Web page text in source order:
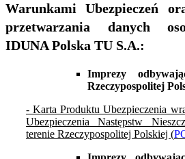
Warunkami Ubezpieczeń
przetwarzania danych
IDUNA Polska TU S.A.:
Imprezy
Rzeczypospolitej
- Karta Produktu Ubezpieczenia
Ubezpieczenia Następstw
terenie Rzeczypospolitej Polskiej (